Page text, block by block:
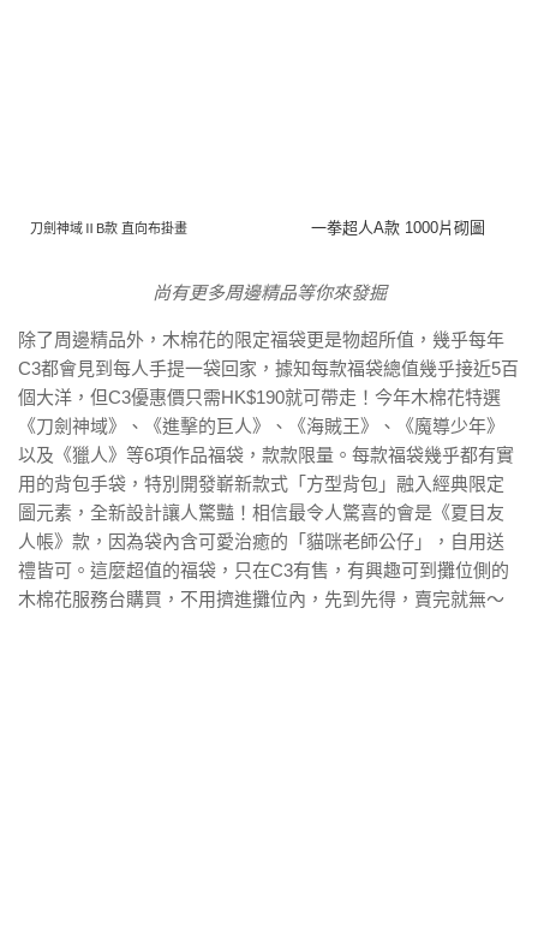
刀劍神域ⅡB款 直向布掛畫 一拳超人A款 1000片砌圖
尚有更多周邊精品等你來發掘
除了周邊精品外，木棉花的限定福袋更是物超所值，幾乎每年
C3都會見到每人手提一袋回家，據知每款福袋總值幾乎接近5百
個大洋，但C3優惠價只需HK$190就可帶走！今年木棉花特選
《刀劍神域》、《進擊的巨人》、《海賊王》、《魔導少年》
以及《獵人》等6項作品福袋，款款限量。每款福袋幾乎都有實
用的背包手袋，特別開發嶄新款式「方型背包」融入經典限定
圖元素，全新設計讓人驚豔！相信最令人驚喜的會是《夏目友
人帳》款，因為袋內含可愛治癒的「貓咪老師公仔」，自用送
禮皆可。這麼超值的福袋，只在C3有售，有興趣可到攤位側的
木棉花服務台購買，不用擠進攤位內，先到先得，賣完就無～